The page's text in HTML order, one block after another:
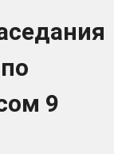
9